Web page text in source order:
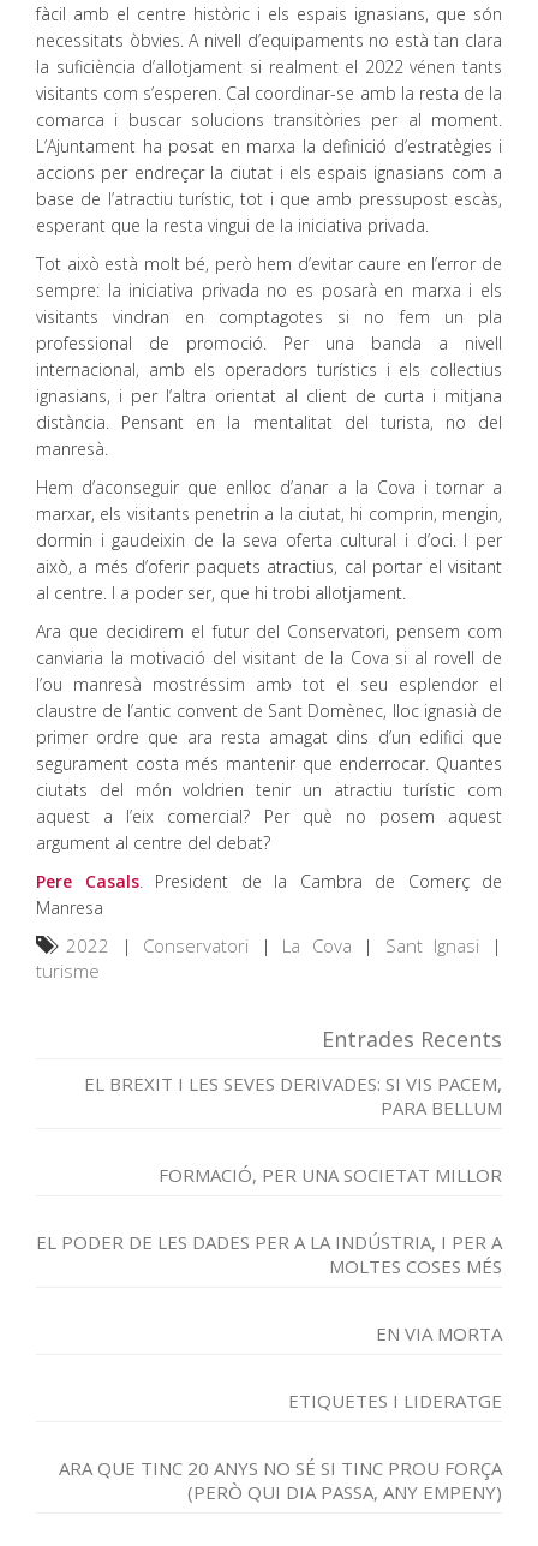
fàcil amb el centre històric i els espais ignasians, que són
necessitats òbvies. A nivell d’equipaments no està tan clara
la suficiència d’allotjament si realment el 2022 vénen tants
visitants com s’esperen. Cal coordinar-se amb la resta de la
comarca i buscar solucions transitòries per al moment.
L’Ajuntament ha posat en marxa la definició d’estratègies i
accions per endreçar la ciutat i els espais ignasians com a
base de l’atractiu turístic, tot i que amb pressupost escàs,
esperant que la resta vingui de la iniciativa privada.
Tot això està molt bé, però hem d’evitar caure en l’error de
sempre: la iniciativa privada no es posarà en marxa i els
visitants vindran en comptagotes si no fem un pla
professional de promoció. Per una banda a nivell
internacional, amb els operadors turístics i els col·lectius
ignasians, i per l’altra orientat al client de curta i mitjana
distància. Pensant en la mentalitat del turista, no del
manresà.
Hem d’aconseguir que enlloc d’anar a la Cova i tornar a
marxar, els visitants penetrin a la ciutat, hi comprin, mengin,
dormin i gaudeixin de la seva oferta cultural i d’oci. I per
això, a més d’oferir paquets atractius, cal portar el visitant
al centre. I a poder ser, que hi trobi allotjament.
Ara que decidirem el futur del Conservatori, pensem com
canviaria la motivació del visitant de la Cova si al rovell de
l’ou manresà mostréssim amb tot el seu esplendor el
claustre de l’antic convent de Sant Domènec, lloc ignasià de
primer ordre que ara resta amagat dins d’un edifici que
segurament costa més mantenir que enderrocar. Quantes
ciutats del món voldrien tenir un atractiu turístic com
aquest a l’eix comercial? Per què no posem aquest
argument al centre del debat?
Pere Casals. President de la Cambra de Comerç de
Manresa
2022 | Conservatori | La Cova | Sant Ignasi |
turisme
Entrades Recents
EL BREXIT I LES SEVES DERIVADES: SI VIS PACEM,
PARA BELLUM
FORMACIÓ, PER UNA SOCIETAT MILLOR
EL PODER DE LES DADES PER A LA INDÚSTRIA, I PER A
MOLTES COSES MÉS
EN VIA MORTA
ETIQUETES I LIDERATGE
ARA QUE TINC 20 ANYS NO SÉ SI TINC PROU FORÇA
(PERÒ QUI DIA PASSA, ANY EMPENY)